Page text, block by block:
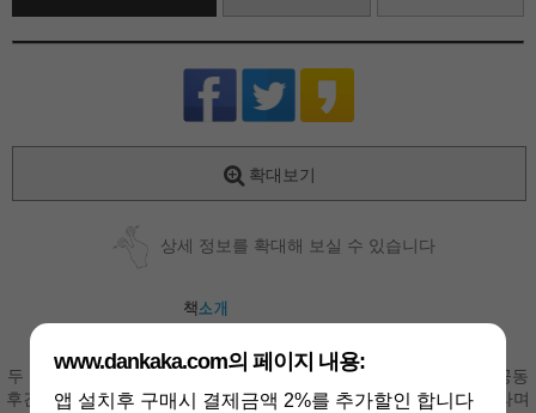
확대보기
상세 정보를 확대해 보실 수 있습니다
추억의 할리퀸 시리즈 83 - 결혼할 수 없어요!
두 조카를 돌보게 된 리사는 한때 깊은 상처를 준 조엘이 조카들의 공동
후견인이라는 사실을 알고 경악한다. 한편 조엘은 아이들을 위해서라며
www.dankaka.com의 페이지 내용:
앱 설치후 구매시 결제금액 2%를 추가할인 합니다